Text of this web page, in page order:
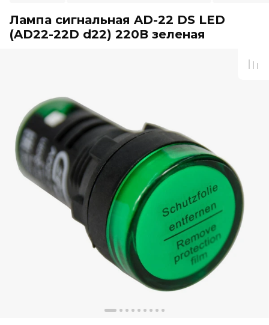
Лампа сигнальная AD-22 DS LED
(AD22-22D d22) 220В зеленая